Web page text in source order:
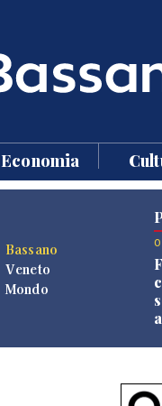
Economia
Bassano
Veneto
Mondo